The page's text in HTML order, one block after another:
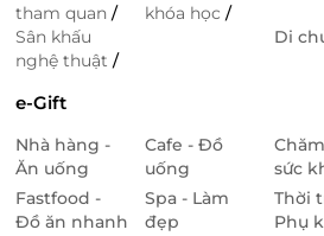
tham quan /
Sân khấu
nghệ thuật /
khóa học /
Di
e-Gift
Nhà hàng -
Ăn uống
Fastfood -
Đồ ăn nhanh
Cafe - Đồ
uống
Spa - Làm
đẹp
sức
Thời
Phụ